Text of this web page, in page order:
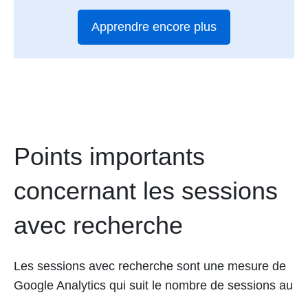
Apprendre encore plus
Points importants
concernant les sessions
avec recherche
Les sessions avec recherche sont une mesure de
Google Analytics qui suit le nombre de sessions au